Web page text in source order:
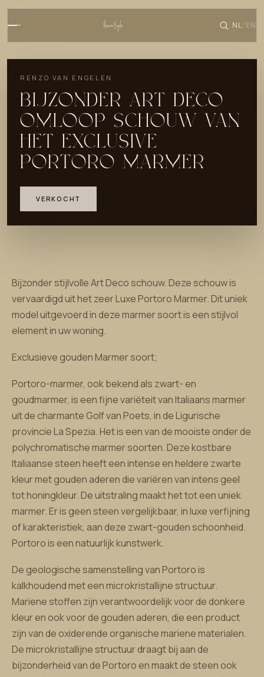
NL/ EN
RENZO VAN ENGELEN
BIJZONDER ART DECO
OMLOOP SCHOUW VAN
HET EXCLUSIVE
PORTORO MARMER
VERKOCHT
Bijzonder stijlvolle Art Deco schouw. Deze schouw is
vervaardigd uit het zeer Luxe Portoro Marmer. Dit uniek
model uitgevoerd in deze marmer soort is een stijlvol
element in uw woning.
Exclusieve gouden Marmer soort;
Portoro-marmer, ook bekend als zwart- en
goudmarmer, is een fijne variëteit van Italiaans marmer
uit de charmante Golf van Poets, in de Ligurische
provincie La Spezia. Het is een van de mooiste onder de
polychromatische marmer soorten. Deze kostbare
Italiaanse steen heeft een intense en heldere zwarte
kleur met gouden aderen die variëren van intens geel
tot honingkleur. De uitstraling maakt het tot een uniek
marmer. Er is geen steen vergelijkbaar, in luxe verfijning
of karakteristiek, aan deze zwart-gouden schoonheid.
Portoro is een natuurlijk kunstwerk.
De geologische samenstelling van Portoro is
kalkhoudend met een microkristallijne structuur.
Mariene stoffen zijn verantwoordelijk voor de donkere
kleur en ook voor de gouden aderen, die een product
zijn van de oxiderende organische mariene materialen.
De microkristallijne structuur draagt bij aan de
bijzonderheid van de Portoro en maakt de steen ook